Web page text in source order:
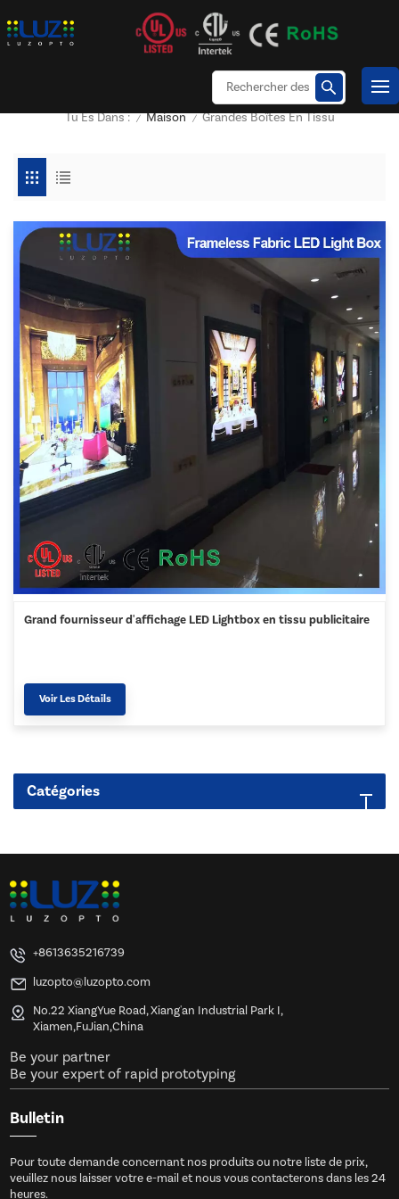
Tu Es Dans : / Maison / Grandes Boîtes En Tissu
Grand fournisseur d'affichage LED Lightbox en tissu publicitaire
Voir Les Détails
Catégories
+8613635216739
luzopto@luzopto.com
No.22 XiangYue Road, Xiang'an Industrial Park I,
Xiamen,FuJian,China
Be your partner
Be your expert of rapid prototyping
Bulletin
Pour toute demande concernant nos produits ou notre liste de prix,
veuillez nous laisser votre e-mail et nous vous contacterons dans les 24
heures.